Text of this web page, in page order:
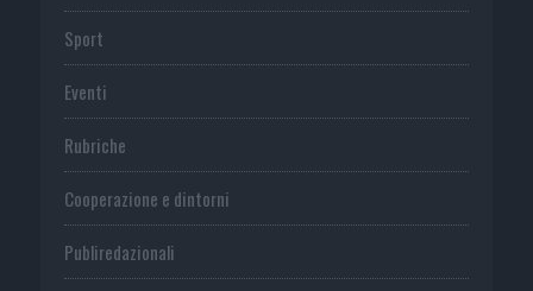
Sport
Eventi
Rubriche
Cooperazione e dintorni
Publiredazionali